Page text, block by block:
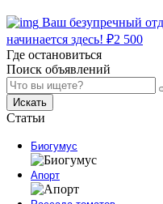
Ваш безупречный
начинается здесь! ₽2 500
Где остановиться
Поиск объявлений
Искать
Статьи
Биогумус
Апорт